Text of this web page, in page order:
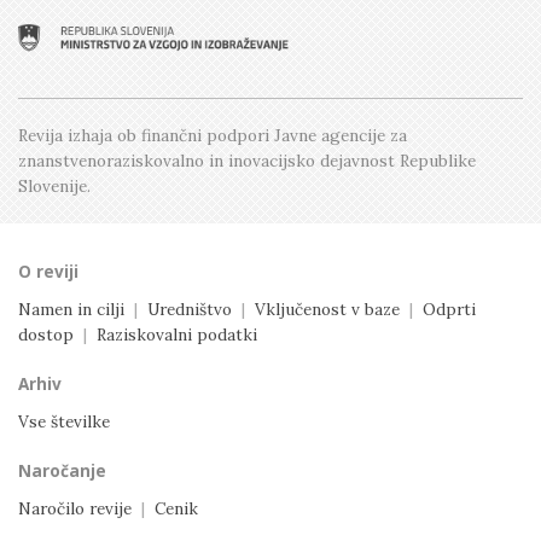
Številka 1, Februar
Revija izhaja ob finančni podpori Javne agencije za
znanstvenoraziskovalno in inovacijsko dejavnost Republike
Slovenije.
O reviji
Namen in cilji | Uredništvo | Vključenost v baze | Odprti
dostop | Raziskovalni podatki
Arhiv
Vse številke
Naročanje
Naročilo revije | Cenik